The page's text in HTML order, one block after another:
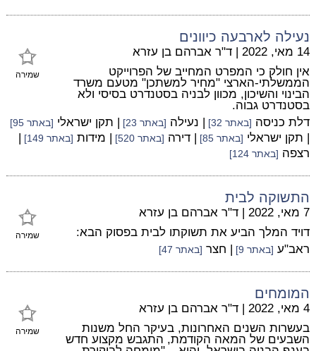
נעילה לארבעה כיוונים
שמירה
14 מאי, 2022 | ד"ר אברהם בן עזרא
אין חולק כי המפרט המחייב של הפרוייקט
הממשלתי-הארצי "מחיר למשתכן" מטעם משרד
הבינוי והשיכון, מכוון לבניה בסטנדרט בסיסי ולא
בסטנדרט גבוה.
דלת כניסה [באתר 32] | נעילה [באתר 23] | תקן ישראלי [באתר 95]
| תקן ישראלי [באתר 85] | דירה [באתר 520] | מידות [באתר 149]
|
רצפה [באתר 124]
התשוקה לבית
שמירה
7 מאי, 2022 | ד"ר אברהם בן עזרא
דויד המלך הביע את תשוקתו לבית בפסוק הבא:
ראב"ע [באתר 9] | חצר [באתר 47]
המומחים
שמירה
4 מאי, 2022 | ד"ר אברהם בן עזרא
בעשרות השנים האחרונות, בעיקר החל משנות
השבעים של המאה הקודמת, התגבש מקצוע חדש